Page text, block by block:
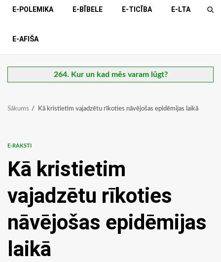
E-POLEMIKA E-BĪBELE E-TICĪBA E-LTA
E-AFIŠA
264. Kur un kad mēs varam lūgt?
Sākums Kā kristietim vajadzētu rīkoties nāvējošas epidēmijas laikā
E-RAKSTI
Kā kristietim
vajadzētu rīkoties
nāvējošas epidēmijas
laikā